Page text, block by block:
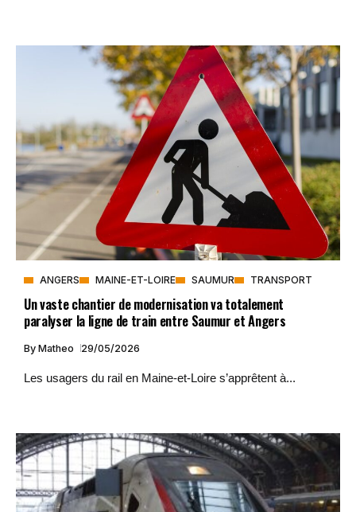
ANGERS MAINE-ET-LOIRE SAUMUR TRANSPORT
Un vaste chantier de modernisation va totalement
paralyser la ligne de train entre Saumur et Angers
By Matheo 29/05/2026
Les usagers du rail en Maine-et-Loire s’apprêtent à...